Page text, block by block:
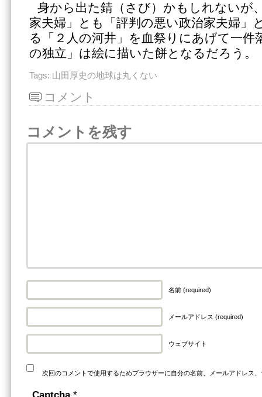
身から出た錆（さび）かもしれないが
家夫婦」とも「評判の悪い政治家夫婦」
る「２人の河井」を血祭りにあげて一件
の独立」は絵に描いた餅となるだろう。
Tags: 山田厚史の地球は丸くない
コメント
コメントを残す
名前 (required)
メールアドレス (required)
ウェブサイト
次回のコメントで使用するためブラウザーに自分の名前、メールアドレス